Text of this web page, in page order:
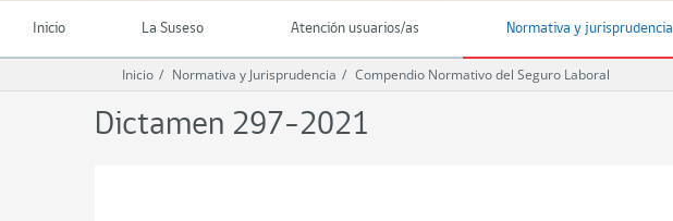
Chile
Inicio La Suseso Atención usuarios/as Normativa y jurisprudencia
Inicio Normativa y Jurisprudencia Compendio Normativo del Seguro Laboral
Dictamen 297-2021